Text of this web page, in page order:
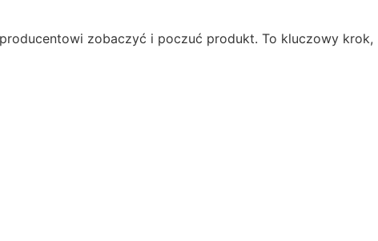
zobaczyć i poczuć produkt. To kluczowy krok,